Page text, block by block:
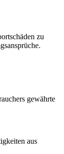
zu
gewährte
aus